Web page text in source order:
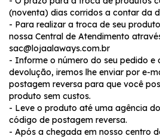
(noventa) dias corridos a contar da
- Para realizar a troca de seu
nossa Central de Atendimento
sac@lojaalaways.com.br
- Informe o número do seu pedido
devolução, iremos lhe enviar por e-
postagem reversa para que você
produto sem custos.
- Leve o produto até uma agência
código de postagem reversa.
- Após a chegada em nosso centro